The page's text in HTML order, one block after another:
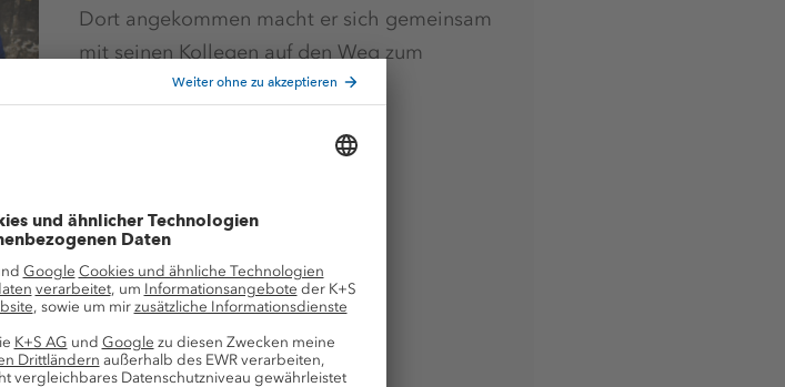
Dort angekommen macht er sich gemeinsam
mit seinen Kollegen auf den Weg zum
Befahrungsfahrzeug.